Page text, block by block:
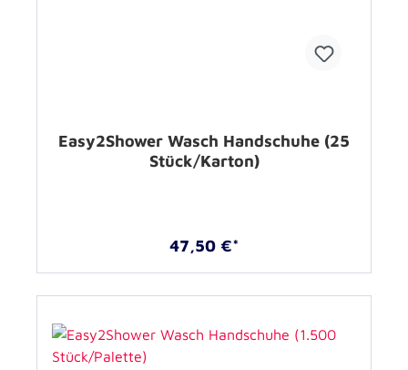
Easy2Shower Wasch Handschuhe (25
Stück/Karton)
47,50 €*